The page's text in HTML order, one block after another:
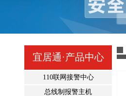
宜居通·产品中心
110联网接警中心
总线制报警主机